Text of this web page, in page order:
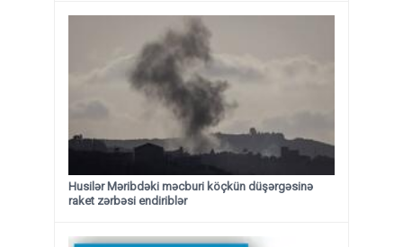
Husilər Məribdəki məcburi köçkün düşərgəsinə
raket zərbəsi endiriblər